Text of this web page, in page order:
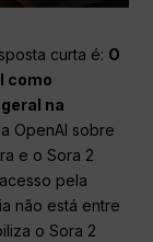
curta é: O
como
na
OpenAI sobre
e o Sora 2
pela
não está entre
o Sora 2